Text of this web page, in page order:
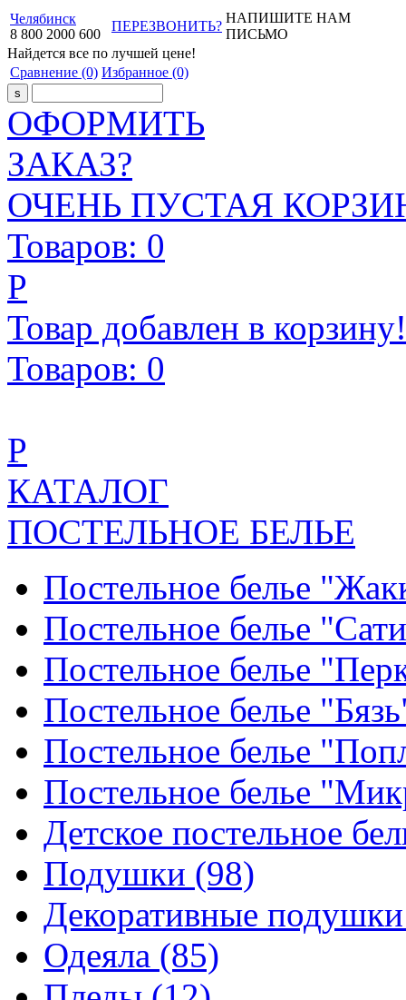
Челябинск
8 800 2000 600
ПЕРЕЗВОНИТЬ?
НАПИШИТЕ НАМ
ПИСЬМО
Найдется все по лучшей цене!
Сравнение (0) Избранное (0)
ОФОРМИТЬ
ЗАКАЗ?
ОЧЕНЬ ПУСТАЯ
Товаров: 0
Р
Товар добавлен в корзину!
Товаров: 0
Р
КАТАЛОГ
ПОСТЕЛЬНОЕ БЕЛЬЕ
Постельное белье
Постельное белье
Постельное белье
Постельное белье
Постельное белье
Постельное белье
Детское постельное
Подушки (98)
Декоративные
Одеяла (85)